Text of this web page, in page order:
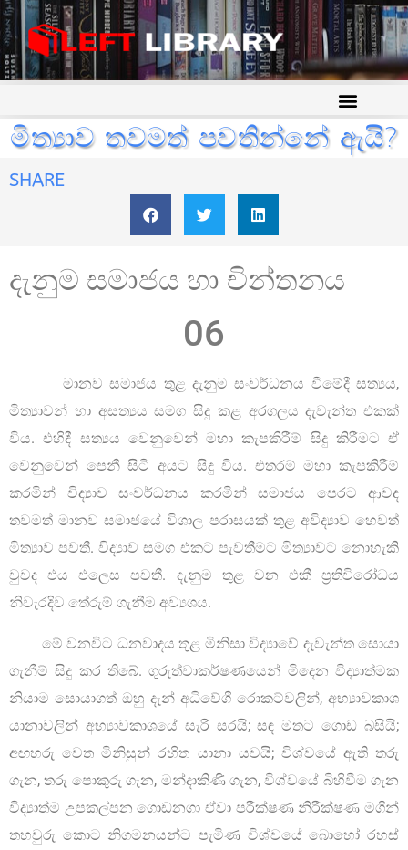
මිත්‍යාව තවමත් පවතින්නේ ඇයි?
SHARE
දැනුම සමාජය හා චින්තනය
06
මානව සමාජය තුළ දැනුම සංවර්ධනය වීමේදී සත්‍යය,
මිත්‍යාවන් හා අසත්‍යය සමග සිදු කළ අරගලය දැවැන්ත එකක්
විය. එහිදී සත්‍යය වෙනුවෙන් මහා කැපකිරීම් සිදු කිරීමට ඒ
වෙනුවෙන් පෙනී සිටි අයට සිදු විය. එතරම් මහා කැපකිරීම්
කරමින් විද්‍යාව සංවර්ධනය කරමින් සමාජය පෙරට ආවද
තවමත් මානව සමාජයේ විශාල පරාසයක් තුළ අවිද්‍යාව හෙවත්
මිත්‍යාව පවතී. විද්‍යාව සමග එකට පැවතීමට මිත්‍යාවට නොහැකි
වුවද එය එලෙස පවතී. දැනුම තුළ වන එකී ප්‍රතිවිරෝධය
නිවැරදිව තේරුම් ගැනීම අව්‍යශය.
මේ වනවිට ධනවාදය තුළ මිනිසා විද්‍යාවේ දැවැන්ත සොයා
ගැනීම් සිදු කර තිබේ. ගුරුත්වාකර්ෂණයෙන් මිදෙන විද්‍යාත්මක
නියාම සොයාගත් ඔහු දැන් අධිවේගී රොකට්වලින්, අභ්‍යාවකාශ
යානාවලින් අභ්‍යාවකාශයේ සැරි සරයි; සඳ මතට ගොඩ බසියි;
අඟහරු වෙත මිනිසුන් රහිත යානා යවයි; විශ්වයේ ඇති තරු
ගැන, තරු පොකුරු ගැන, මන්දාකිණි ගැන, විශ්වයේ බිහිවීම ගැන
විද්‍යාත්ම උපකල්පන ගොඩනගා ඒවා පරීක්ෂණ නිරීක්ෂණ මගින්
තහවුරු කොට නිගමනයන්ට පැමිණ විශ්වයේ බොහෝ රහස්